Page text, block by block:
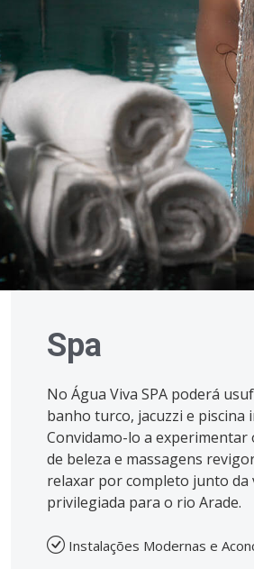
Spa
No Água Viva SPA poderá
banho turco, jacuzzi e piscina
Convidamo-lo a
de beleza e massagens
relaxar por completo junto da
privilegiada para o rio Arade.
Instalações Modernas e